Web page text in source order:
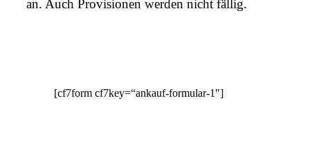
an. Auch Provisionen werden nicht fällig.
[cf7form cf7key=“ankauf-formular-1″]